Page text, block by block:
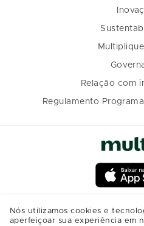
Relação com
Regulamento
Nós utilizamos cookies e
aperfeiçoar sua experiência em